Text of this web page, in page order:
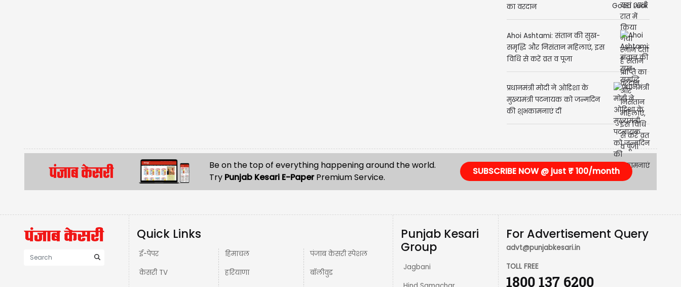
Ahoi Ashtami: यहां आधी रात में
किया गया स्नान देता है संतान प्राप्ति
Ahoi Ashtami: संतान की सुख-
समृद्धि और निसंतान महिलाएं, इस
प्रधानमंत्री मोदी ने ओडिशा के
मुख्यमंत्री पटनायक को जन्मदिन
Be on the top of everything happening around the world.
SUBSCRIBE NOW @ just ₹ 100/month
Quick Links
ई-पेपर हिमाचल पंजाब केसरी स्पेशल
Punjab Kesari
Group
For Advertisement Query
advt@punjabkesari.in